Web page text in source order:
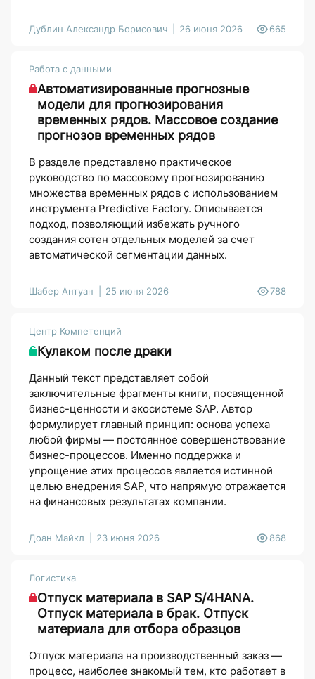
Дублин Александр Борисович 26 июня 2026 665
Работа с данными
Автоматизированные прогнозные
модели для прогнозирования
временных рядов. Массовое создание
прогнозов временных рядов
В разделе представлено практическое
руководство по массовому прогнозированию
множества временных рядов с использованием
инструмента Predictive Factory. Описывается
подход, позволяющий избежать ручного
создания сотен отдельных моделей за счет
автоматической сегментации данных.
Шабер Антуан 25 июня 2026 788
Центр Компетенций
Кулаком после драки
Данный текст представляет собой
заключительные фрагменты книги, посвященной
бизнес-ценности и экосистеме SAP. Автор
формулирует главный принцип: основа успеха
любой фирмы — постоянное совершенствование
бизнес-процессов. Именно поддержка и
упрощение этих процессов является истинной
целью внедрения SAP, что напрямую отражается
на финансовых результатах компании.
Доан Майкл 23 июня 2026 868
Логистика
Отпуск материала в SAP S/4HANA.
Отпуск материала в брак. Отпуск
материала для отбора образцов
Отпуск материала на производственный заказ —
процесс, наиболее знакомый тем, кто работает в